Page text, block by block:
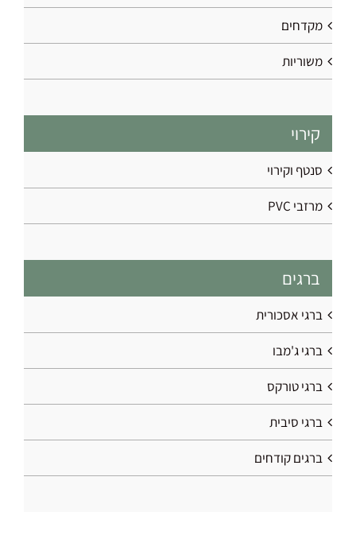
מקדחים
משוריות
קירוי
סנטף וקירוי
מרזבי PVC
ברגים
ברגי אסכורית
ברגי ג'מבו
ברגי טורקס
ברגי סיבית
ברגים קודחים